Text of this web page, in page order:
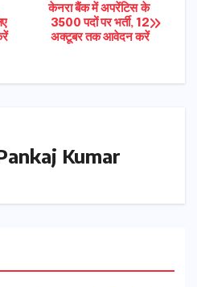
केनरा बैंक में अपरेंटिस के
3500 पदों पर भर्ती, 12
अक्टूबर तक आवेदन करें
Kumar